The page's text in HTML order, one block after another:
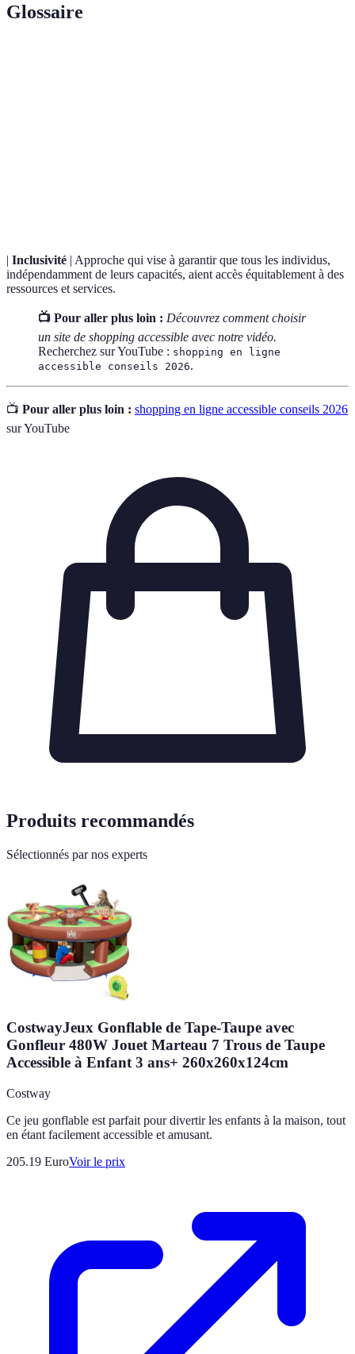
Glossaire
| Inclusivité | Approche qui vise à garantir que tous les individus,
indépendamment de leurs capacités, aient accès équitablement à des
ressources et services.
📺 Pour aller plus loin : Découvrez comment choisir
un site de shopping accessible avec notre vidéo.
Recherchez sur YouTube : shopping en ligne
accessible conseils 2026.
📺 Pour aller plus loin : shopping en ligne accessible conseils 2026
sur YouTube
Produits recommandés
Sélectionnés par nos experts
CostwayJeux Gonflable de Tape-Taupe avec
Gonfleur 480W Jouet Marteau 7 Trous de Taupe
Accessible à Enfant 3 ans+ 260x260x124cm
Costway
Ce jeu gonflable est parfait pour divertir les enfants à la maison, tout
en étant facilement accessible et amusant.
205.19 EuroVoir le prix